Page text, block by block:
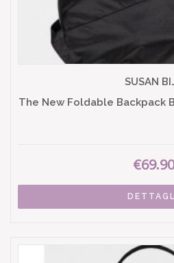
SUSAN
The New Foldable Backpack
€69.90
DETTAGLI